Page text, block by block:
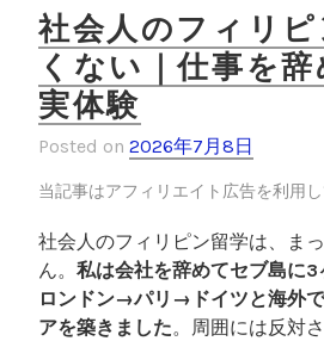
？
両
方
た
私
結
論
”
社会人のフィリ
くない｜仕事を
実体験
Posted on 2026年7月8日
当記事はアフィリエイト広告を利用し
社会人のフィリピン留学は、ま
ん。 私は会社を辞めてセブ島に
ロンドン→パリ→ドイツと海外
アを築きました。周囲には反対